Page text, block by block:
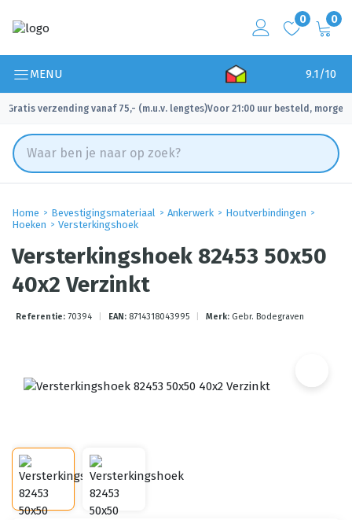
0 0
MENU 9.1/10
Gratis verzending vanaf 75,- (m.u.v. lengtes)
✓ Voor 21:00 uur besteld, morgen
Home Bevestigingsmateriaal Ankerwerk
Houtverbindingen
Hoeken
Versterkingshoek
Versterkingshoek 82453 50x50
40x2 Verzinkt
Referentie: 70394 EAN: 8714318043995 Merk: Gebr. Bodegraven